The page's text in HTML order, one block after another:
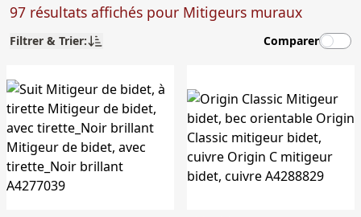
97 résultats affichés pour Mitigeurs muraux
Filtrer & Trier: Comparer